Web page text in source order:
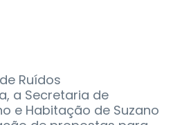
Ruídos
a Secretaria de
e Habitação de Suzano